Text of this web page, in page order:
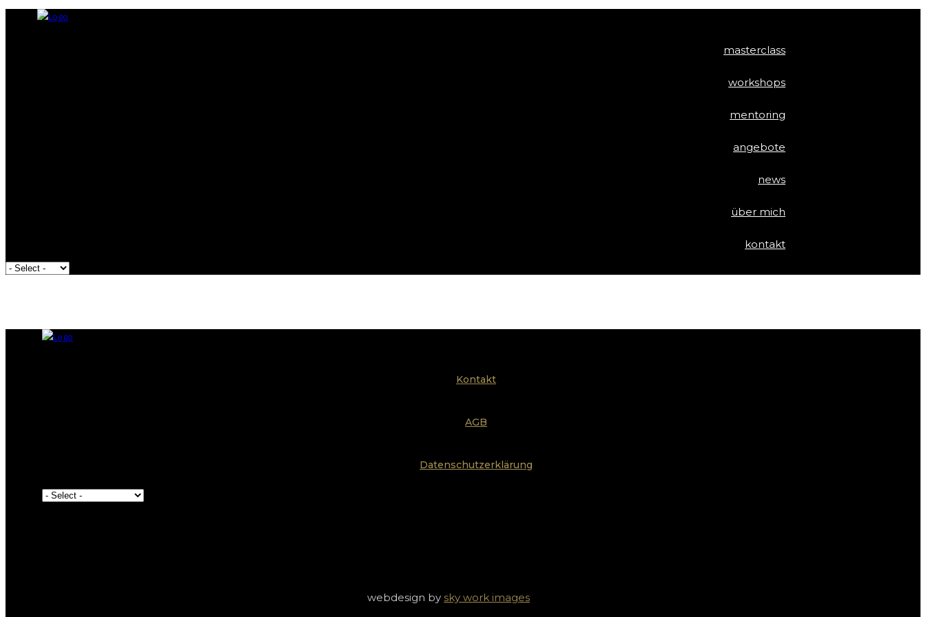
masterclass
workshops
mentoring
angebote
news
über mich
kontakt
Kontakt
AGB
Datenschutzerklärung
webdesign by sky work images